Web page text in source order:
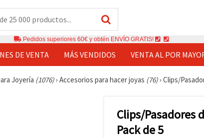
Pedidos superiores 60€ y obtén ENVÍO GRATIS!
DE VENTA MÁS VENDIDOS VENTA AL POR
Joyería (1076)› Accesorios para hacer joyas (76)› Clips/
Clips/Pasadores
Pack de 5